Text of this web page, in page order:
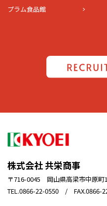
プラム食品館
株式会社 共栄商事
〒716-0045 岡山県高梁市中原町
TEL.0866-22-0550 / FAX.0866-